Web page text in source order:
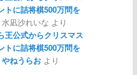
トに詰将棋500万問を
水凪沙れいな より
王公式からクリスマス
トに詰将棋500万問を
やねうらお より